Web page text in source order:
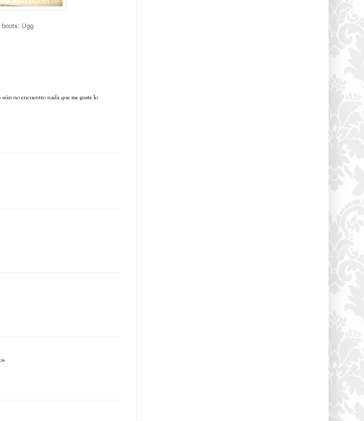
boots: Ugg
aún no encuentro nada que me guste lo